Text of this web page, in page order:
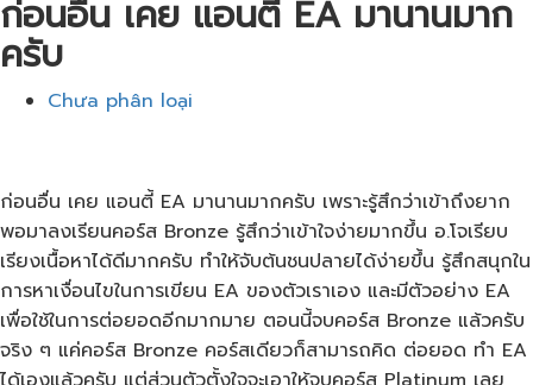
ก่อนอื่น เคย แอนตี้ EA มานานมาก
ครับ
Chưa phân loại
ก่อนอื่น เคย แอนตี้ EA มานานมากครับ เพราะรู้สึกว่าเข้าถึงยาก
พอมาลงเรียนคอร์ส Bronze รู้สึกว่าเข้าใจง่ายมากขึ้น อ.โจเรียบ
เรียงเนื้อหาได้ดีมากครับ ทำให้จับต้นชนปลายได้ง่ายขึ้น รู้สึกสนุกใน
การหาเงื่อนไขในการเขียน EA ของตัวเราเอง และมีตัวอย่าง EA
เพื่อใช้ในการต่อยอดอีกมากมาย ตอนนี้จบคอร์ส Bronze แล้วครับ
จริง ๆ แค่คอร์ส Bronze คอร์สเดียวก็สามารถคิด ต่อยอด ทำ EA